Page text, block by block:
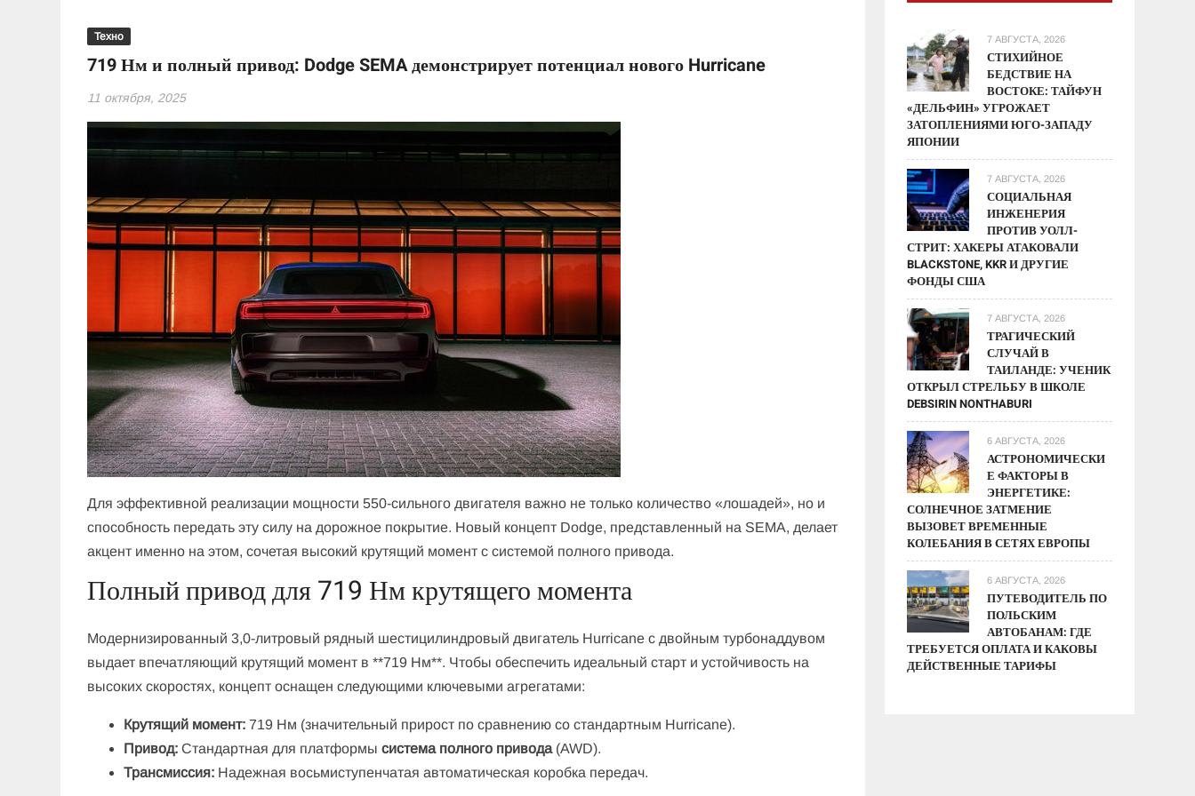
Техно
719 Нм и полный привод: Dodge SEMA демонстрирует потенциал нового Hurricane
11 октября, 2025
Для эффективной реализации мощности 550-сильного двигателя важно не только количество «лошадей», но и
способность передать эту силу на дорожное покрытие. Новый концепт Dodge, представленный на SEMA, делает
акцент именно на этом, сочетая высокий крутящий момент с системой полного привода.
Полный привод для 719 Нм крутящего момента
Модернизированный 3,0-литровый рядный шестицилиндровый двигатель Hurricane с двойным турбонаддувом
выдает впечатляющий крутящий момент в **719 Нм**. Чтобы обеспечить идеальный старт и устойчивость на
высоких скоростях, концепт оснащен следующими ключевыми агрегатами:
Крутящий момент: 719 Нм (значительный прирост по сравнению со стандартным Hurricane).
Привод: Стандартная для платформысистема полного привода(AWD).
Трансмиссия: Надежная восьмиступенчатая автоматическая коробка передач.
7 АВГУСТА, 2026
СТИХИЙНОЕ
БЕДСТВИЕ НА
ВОСТОКЕ: ТАЙФУН
«ДЕЛЬФИН» УГРОЖАЕТ
ЗАТОПЛЕНИЯМИ ЮГО-ЗАПАДУ
ЯПОНИИ
7 АВГУСТА, 2026
СОЦИАЛЬНАЯ
ИНЖЕНЕРИЯ
ПРОТИВ УОЛЛ-
СТРИТ: ХАКЕРЫ АТАКОВАЛИ
BLACKSTONE, KKR И ДРУГИЕ
ФОНДЫ США
7 АВГУСТА, 2026
ТРАГИЧЕСКИЙ
СЛУЧАЙ В
ТАИЛАНДЕ: УЧЕНИК
ОТКРЫЛ СТРЕЛЬБУ В ШКОЛЕ
DEBSIRIN NONTHABURI
6 АВГУСТА, 2026
АСТРОНОМИЧЕСКИ
Е ФАКТОРЫ В
ЭНЕРГЕТИКЕ:
СОЛНЕЧНОЕ ЗАТМЕНИЕ
ВЫЗОВЕТ ВРЕМЕННЫЕ
КОЛЕБАНИЯ В СЕТЯХ ЕВРОПЫ
6 АВГУСТА, 2026
ПУТЕВОДИТЕЛЬ ПО
ПОЛЬСКИМ
АВТОБАНАМ: ГДЕ
ТРЕБУЕТСЯ ОПЛАТА И КАКОВЫ
ДЕЙСТВЕННЫЕ ТАРИФЫ